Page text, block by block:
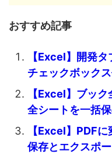
おすすめ記事
【Excel】開発
チェックボック
【Excel】ブック
全シートを一括
【Excel】PDF
保存とエクスポ